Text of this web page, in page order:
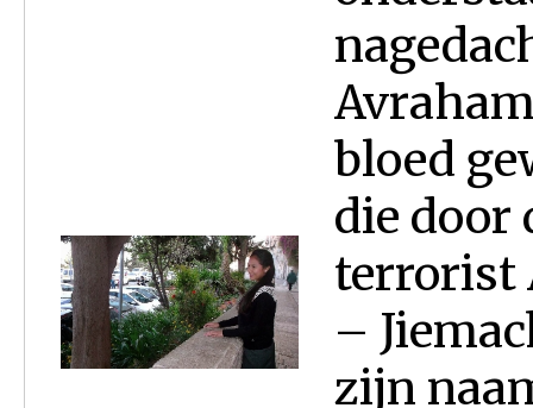
bloed
die door
terrorist
–
zijn